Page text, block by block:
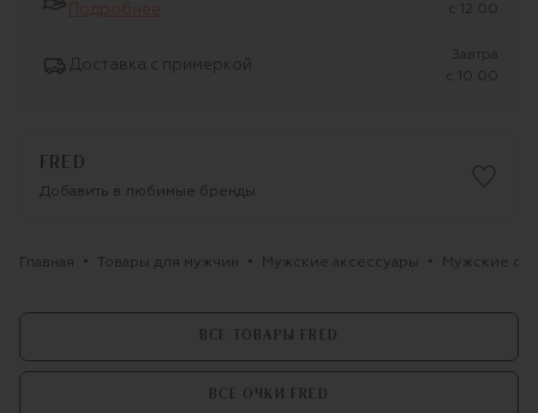
Подробнее
c 12:00
Доставка с примеркой
Завтра
c 10:00
FRED
Добавить в любимые бренды
Главная Товары для мужчин Мужские аксессуары Мужские
ВСЕ ТОВАРЫ FRED
ВСЕ ОЧКИ FRED